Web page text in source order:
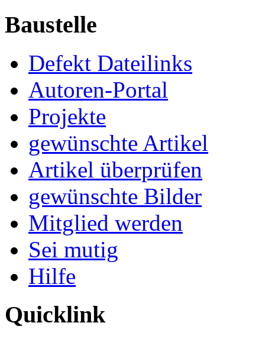
Baustelle
Defekt Dateilinks
Autoren-Portal
Projekte
gewünschte Artikel
Artikel überprüfen
gewünschte Bilder
Mitglied werden
Sei mutig
Hilfe
Quicklink